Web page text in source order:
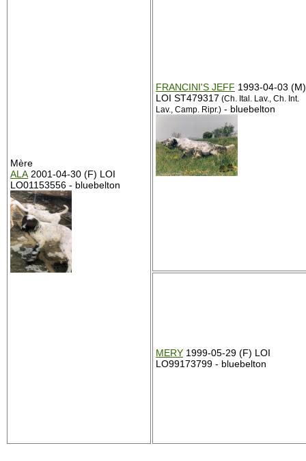
Mère
ALA 2001-04-30 (F) LOI
LO01153556 - bluebelton
FRANCINI'S JEFF 1993-04-03 (M)
LOI ST479317 (Ch. Ital. Lav., Ch. Int.
Lav., Camp. Ripr.) - bluebelton
MERY 1999-05-29 (F) LOI
LO99173799 - bluebelton